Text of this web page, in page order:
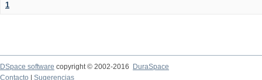
1
DSpace software copyright © 2002-2016
DuraSpace
Contacto
Sugerencias